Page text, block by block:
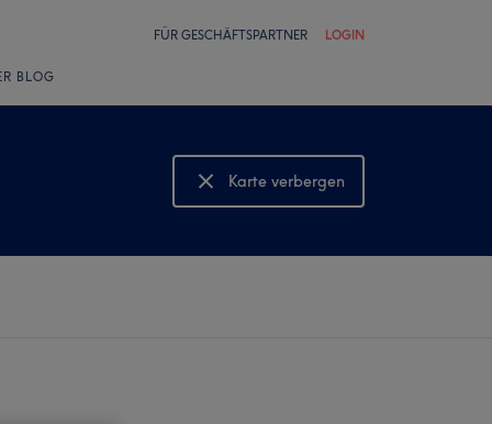
FÜR GESCHÄFTSPARTNER LOGIN
BLOG
Karte verbergen
Karte anzeigen